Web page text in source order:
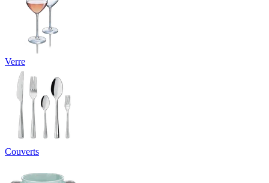
Verre
Couverts